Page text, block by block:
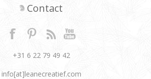
Contact
+31 6 22 79 49 42
info[at]leanecreatief.com